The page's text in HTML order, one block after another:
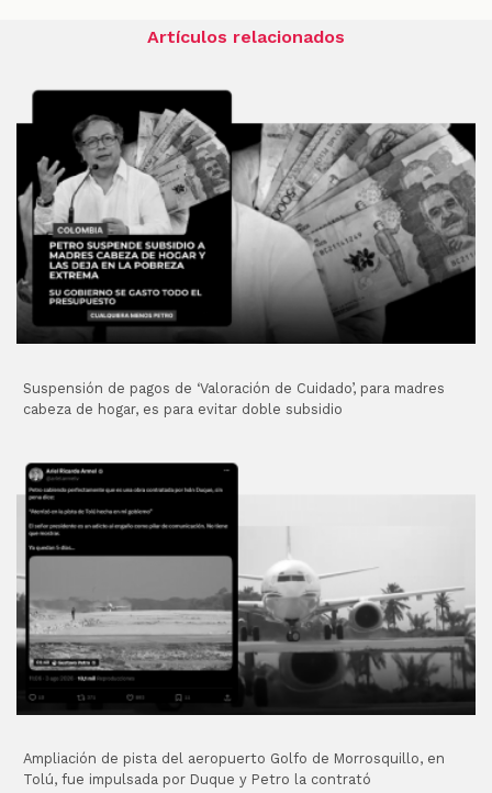
Artículos relacionados
Suspensión de pagos de ‘Valoración de Cuidado’, para madres
cabeza de hogar, es para evitar doble subsidio
Ampliación de pista del aeropuerto Golfo de Morrosquillo, en
Tolú, fue impulsada por Duque y Petro la contrató